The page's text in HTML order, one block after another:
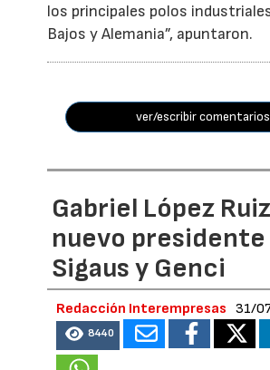
los principales polos
Bajos y Alemania”, apuntaron.
ver/escribir comentarios
Gabriel López
nuevo presidente
Sigaus y Genci
Redacción Interempresas 31/
8440